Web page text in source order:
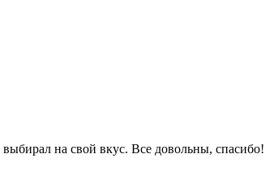
на свой вкус. Все довольны, спасибо!